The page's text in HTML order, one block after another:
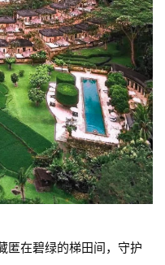
匿在碧绿的梯田间，守护